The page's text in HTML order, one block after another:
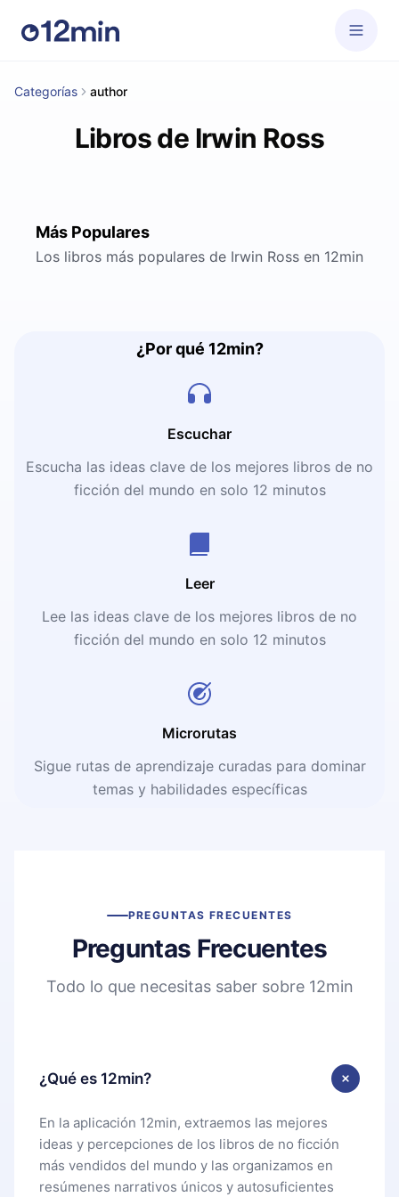
Categorías author
Libros de Irwin Ross
Más Populares
Los libros más populares de Irwin Ross en 12min
¿Por qué 12min?
Escuchar
Escucha las ideas clave de los mejores libros de no
ficción del mundo en solo 12 minutos
Leer
Lee las ideas clave de los mejores libros de no
ficción del mundo en solo 12 minutos
Microrutas
Sigue rutas de aprendizaje curadas para dominar
temas y habilidades específicas
PREGUNTAS FRECUENTES
Preguntas Frecuentes
Todo lo que necesitas saber sobre 12min
¿Qué es 12min?
En la aplicación 12min, extraemos las mejores
ideas y percepciones de los libros de no ficción
más vendidos del mundo y las organizamos en
resúmenes narrativos únicos y autosuficientes